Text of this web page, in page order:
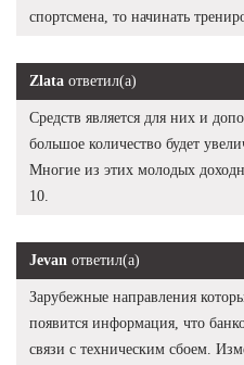
спортсмена, то начинать
Zlata ответил(а)
Средств является для них и
большое количество будет
Многие из этих молодых
10.
Jevan ответил(а)
Зарубежные направления
появится информация, что
связи с техническим сбоем.